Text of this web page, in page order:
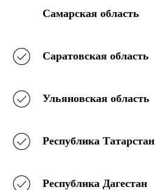
Самарская область
Саратовская область
Ульяновская область
Республика Татарстан
Республика Дагестан